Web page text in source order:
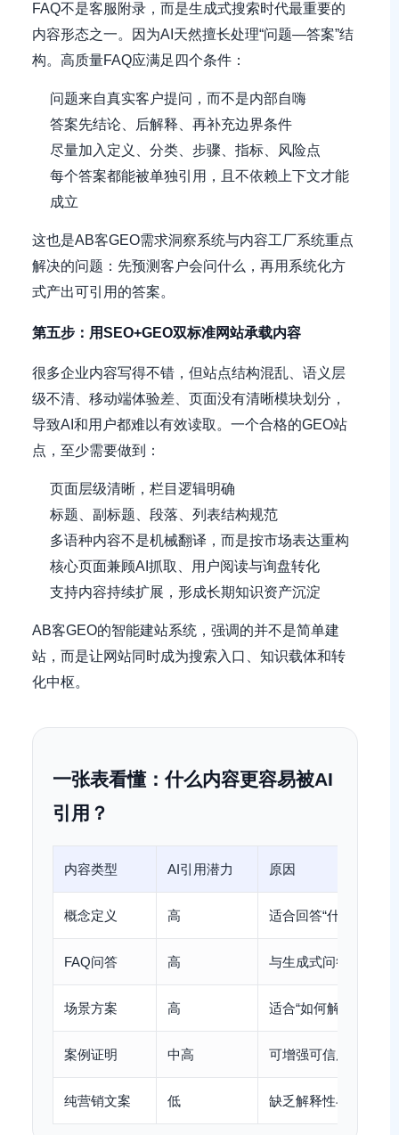
FAQ不是客服附录，而是生成式搜索时代最重要的
内容形态之一。因为AI天然擅长处理“问题—答案”结
构。高质量FAQ应满足四个条件：
问题来自真实客户提问，而不是内部自嗨
答案先结论、后解释、再补充边界条件
尽量加入定义、分类、步骤、指标、风险点
每个答案都能被单独引用，且不依赖上下文才能
成立
这也是AB客GEO需求洞察系统与内容工厂系统重点
解决的问题：先预测客户会问什么，再用系统化方
式产出可引用的答案。
第五步：用SEO+GEO双标准网站承载内容
很多企业内容写得不错，但站点结构混乱、语义层
级不清、移动端体验差、页面没有清晰模块划分，
导致AI和用户都难以有效读取。一个合格的GEO站
点，至少需要做到：
页面层级清晰，栏目逻辑明确
标题、副标题、段落、列表结构规范
多语种内容不是机械翻译，而是按市场表达重构
核心页面兼顾AI抓取、用户阅读与询盘转化
支持内容持续扩展，形成长期知识资产沉淀
AB客GEO的智能建站系统，强调的并不是简单建
站，而是让网站同时成为搜索入口、知识载体和转
化中枢。
一张表看懂：什么内容更容易被AI
引用？
内容类型 AI引用潜力 原因
概念定义 高 适合回答“什么是”类
FAQ问答 高 与生成式问答天然匹
场景方案 高 适合“如何解决”类提问
案例证明 中高 可增强可信度与推荐
纯营销文案 低 缺乏解释性与可验证